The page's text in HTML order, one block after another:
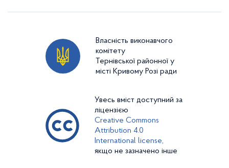
Власність виконавчого
комітету
Тернівської районної у
місті Кривому Розі ради
Увесь вміст доступний за
ліцензією
Creative Commons
Attribution 4.0
International license,
якщо не зазначено інше